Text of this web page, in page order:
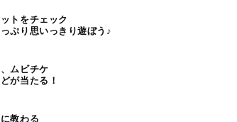
トをチェック
ぷり思いっきり遊ぼう♪
ムビチケ
が当たる！
教わる